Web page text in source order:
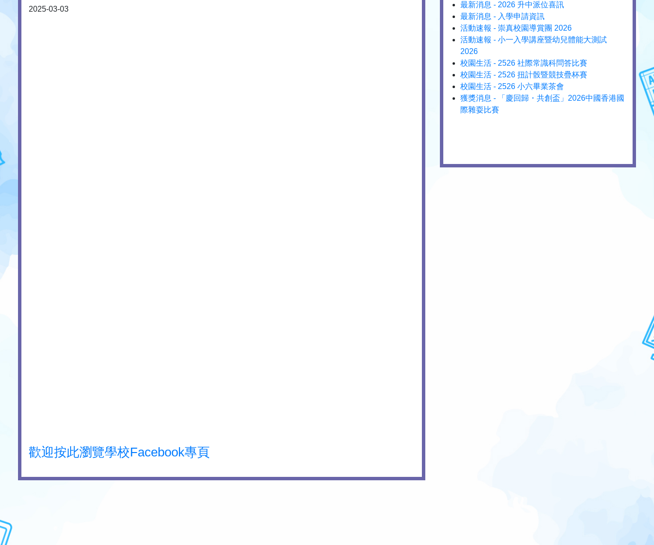
2025-03-03
歡迎按此瀏覽學校Facebook專頁
最新消息 - 2026 升中派位喜訊
最新消息 - 入學申請資訊
活動速報 - 崇真校園導賞團 2026
活動速報 - 小一入學講座暨幼兒體能大測試
2026
校園生活 - 2526 社際常識科問答比賽
校園生活 - 2526 扭計骰暨競技疊杯賽
校園生活 - 2526 小六畢業茶會
獲獎消息 - 「慶回歸・共創盃」2026中國香港國
際雜耍比賽